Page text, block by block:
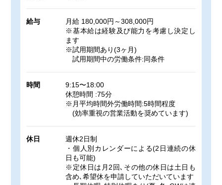
給与
月給 180,000円～308,000円
※基本給は経験及び能力を考慮し決定し
ます
※試用期間あり(3ヶ月)
試用期間中の労働条件:同条件
時間
9:15〜18:00
休憩時間 :75分
※月平均時間外労働時間:5時間程度
(効率重視の営業活動を奨めています)
休日
週休2日制
・個人別カレンダーによる(2日連続の休
日も可能)
※定休日は月2回､その他の休日は土日も
含め､希望休を申請していただいています